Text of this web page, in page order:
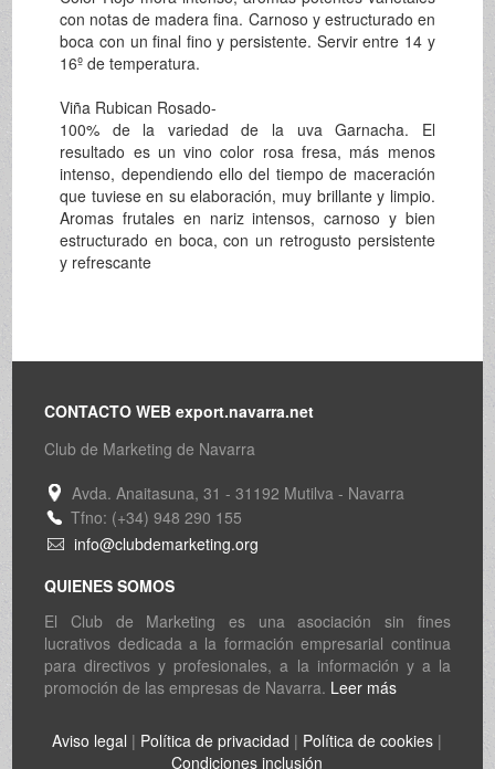
con notas de madera fina. Carnoso y estructurado en
boca con un final fino y persistente. Servir entre 14 y
16º de temperatura.
Viña Rubican Rosado-
100% de la variedad de la uva Garnacha. El
resultado es un vino color rosa fresa, más menos
intenso, dependiendo ello del tiempo de maceración
que tuviese en su elaboración, muy brillante y limpio.
Aromas frutales en nariz intensos, carnoso y bien
estructurado en boca, con un retrogusto persistente
y refrescante
CONTACTO WEB export.navarra.net
Club de Marketing de Navarra
Avda. Anaitasuna, 31 - 31192 Mutilva - Navarra
Tfno: (+34) 948 290 155
info@clubdemarketing.org
QUIENES SOMOS
El Club de Marketing es una asociación sin fines
lucrativos dedicada a la formación empresarial continua
para directivos y profesionales, a la información y a la
promoción de las empresas de Navarra. Leer más
Aviso legal | Política de privacidad | Política de cookies |
Condiciones inclusión